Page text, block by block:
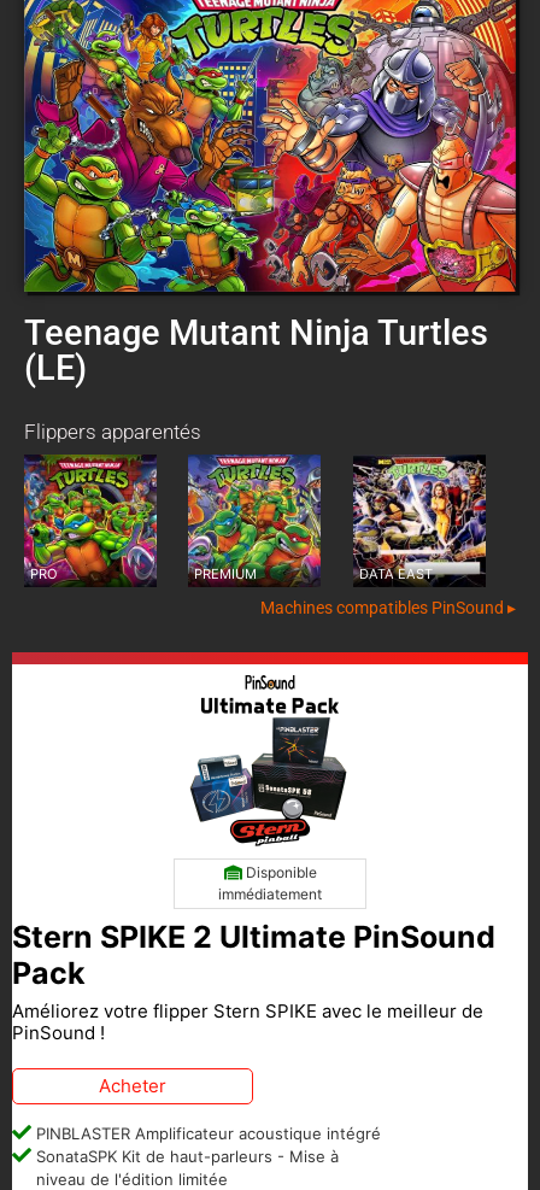
Teenage Mutant Ninja Turtles
(LE)
Flippers apparentés
PRO PREMIUM DATA EAST
Machines compatibles PinSound ▸
Disponible
immédiatement
Stern SPIKE 2 Ultimate PinSound
Pack
Améliorez votre flipper Stern SPIKE avec le meilleur de
PinSound !
Acheter
PINBLASTER Amplificateur acoustique intégré
SonataSPK Kit de haut-parleurs - Mise à
niveau de l'édition limitée